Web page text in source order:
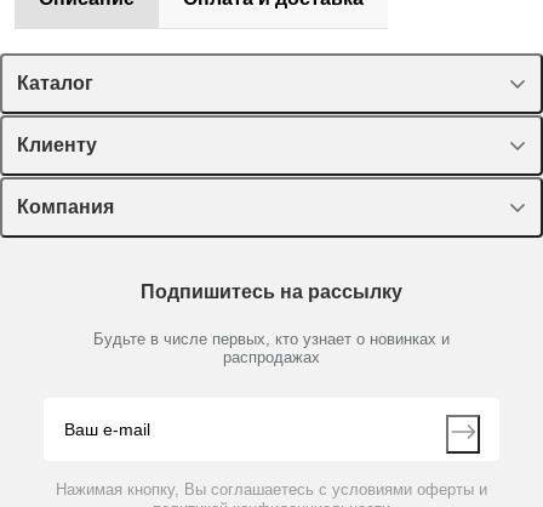
Каталог
Спецпредложения
Оборудование, приборы
Пластик, стекло, принадлежности
Химические реактивы, препараты, наборы
Производители
Клиенту
Лекторий Диаэм
Доставка и оплата
Мобильное приложение
Компания
Партнеры
Контакты
Подпишитесь на рассылку
Будьте в числе первых, кто узнает о новинках и
распродажах
Нажимая кнопку, Вы соглашаетесь с условиями оферты и